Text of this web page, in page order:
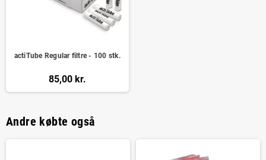
actiTube Regular filtre - 100 stk.
85,00 kr.
Andre købte også